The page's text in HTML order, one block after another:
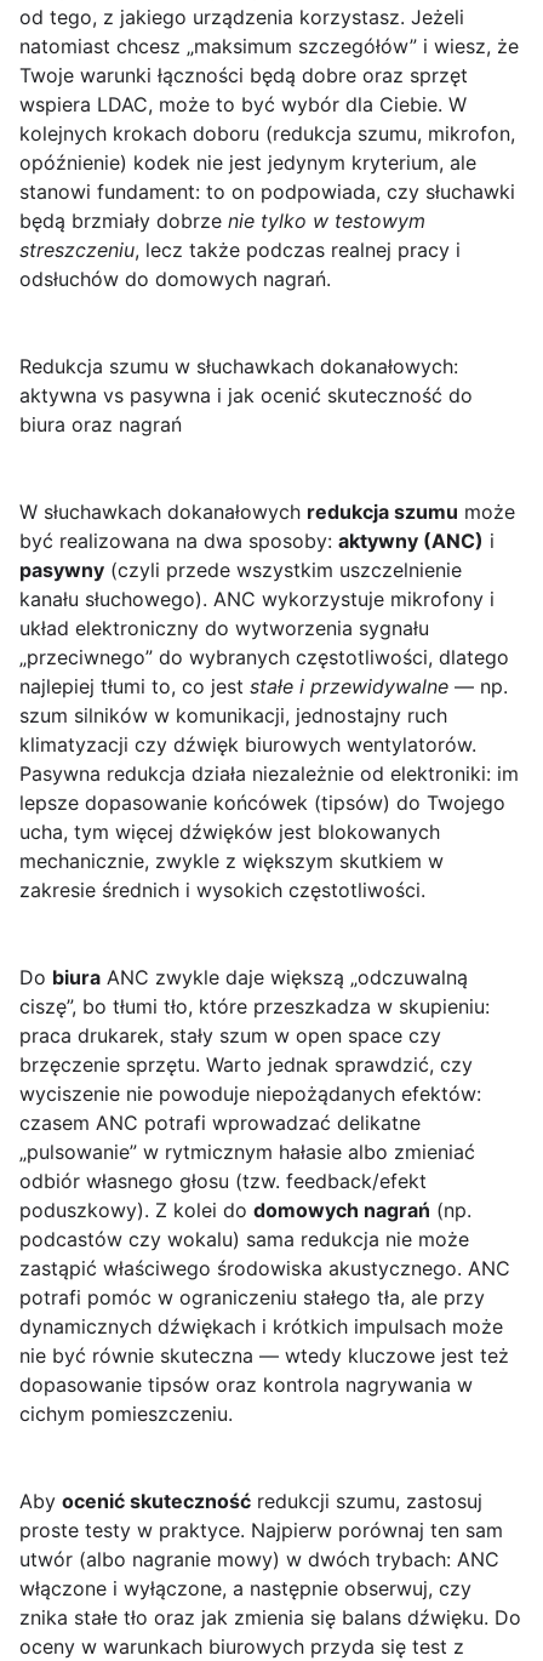
od tego, z jakiego urządzenia korzystasz. Jeżeli
natomiast chcesz „maksimum szczegółów” i wiesz, że
Twoje warunki łączności będą dobre oraz sprzęt
wspiera LDAC, może to być wybór dla Ciebie. W
kolejnych krokach doboru (redukcja szumu, mikrofon,
opóźnienie) kodek nie jest jedynym kryterium, ale
stanowi fundament: to on podpowiada, czy słuchawki
będą brzmiały dobrze nie tylko w testowym
streszczeniu, lecz także podczas realnej pracy i
odsłuchów do domowych nagrań.
Redukcja szumu w słuchawkach dokanałowych:
aktywna vs pasywna i jak ocenić skuteczność do
biura oraz nagrań
W słuchawkach dokanałowych redukcja szumu może
być realizowana na dwa sposoby: aktywny (ANC) i
pasywny (czyli przede wszystkim uszczelnienie
kanału słuchowego). ANC wykorzystuje mikrofony i
układ elektroniczny do wytworzenia sygnału
„przeciwnego” do wybranych częstotliwości, dlatego
najlepiej tłumi to, co jest stałe i przewidywalne — np.
szum silników w komunikacji, jednostajny ruch
klimatyzacji czy dźwięk biurowych wentylatorów.
Pasywna redukcja działa niezależnie od elektroniki: im
lepsze dopasowanie końcówek (tipsów) do Twojego
ucha, tym więcej dźwięków jest blokowanych
mechanicznie, zwykle z większym skutkiem w
zakresie średnich i wysokich częstotliwości.
Do biura ANC zwykle daje większą „odczuwalną
ciszę”, bo tłumi tło, które przeszkadza w skupieniu:
praca drukarek, stały szum w open space czy
brzęczenie sprzętu. Warto jednak sprawdzić, czy
wyciszenie nie powoduje niepożądanych efektów:
czasem ANC potrafi wprowadzać delikatne
„pulsowanie” w rytmicznym hałasie albo zmieniać
odbiór własnego głosu (tzw. feedback/efekt
poduszkowy). Z kolei do domowych nagrań (np.
podcastów czy wokalu) sama redukcja nie może
zastąpić właściwego środowiska akustycznego. ANC
potrafi pomóc w ograniczeniu stałego tła, ale przy
dynamicznych dźwiękach i krótkich impulsach może
nie być równie skuteczna — wtedy kluczowe jest też
dopasowanie tipsów oraz kontrola nagrywania w
cichym pomieszczeniu.
Aby ocenić skuteczność redukcji szumu, zastosuj
proste testy w praktyce. Najpierw porównaj ten sam
utwór (albo nagranie mowy) w dwóch trybach: ANC
włączone i wyłączone, a następnie obserwuj, czy
znika stałe tło oraz jak zmienia się balans dźwięku. Do
oceny w warunkach biurowych przyda się test z